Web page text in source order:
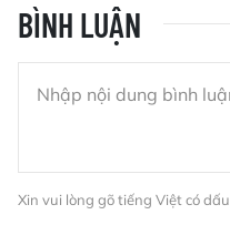
BÌNH LUẬN
Xin vui lòng gõ tiếng Việt có dấu